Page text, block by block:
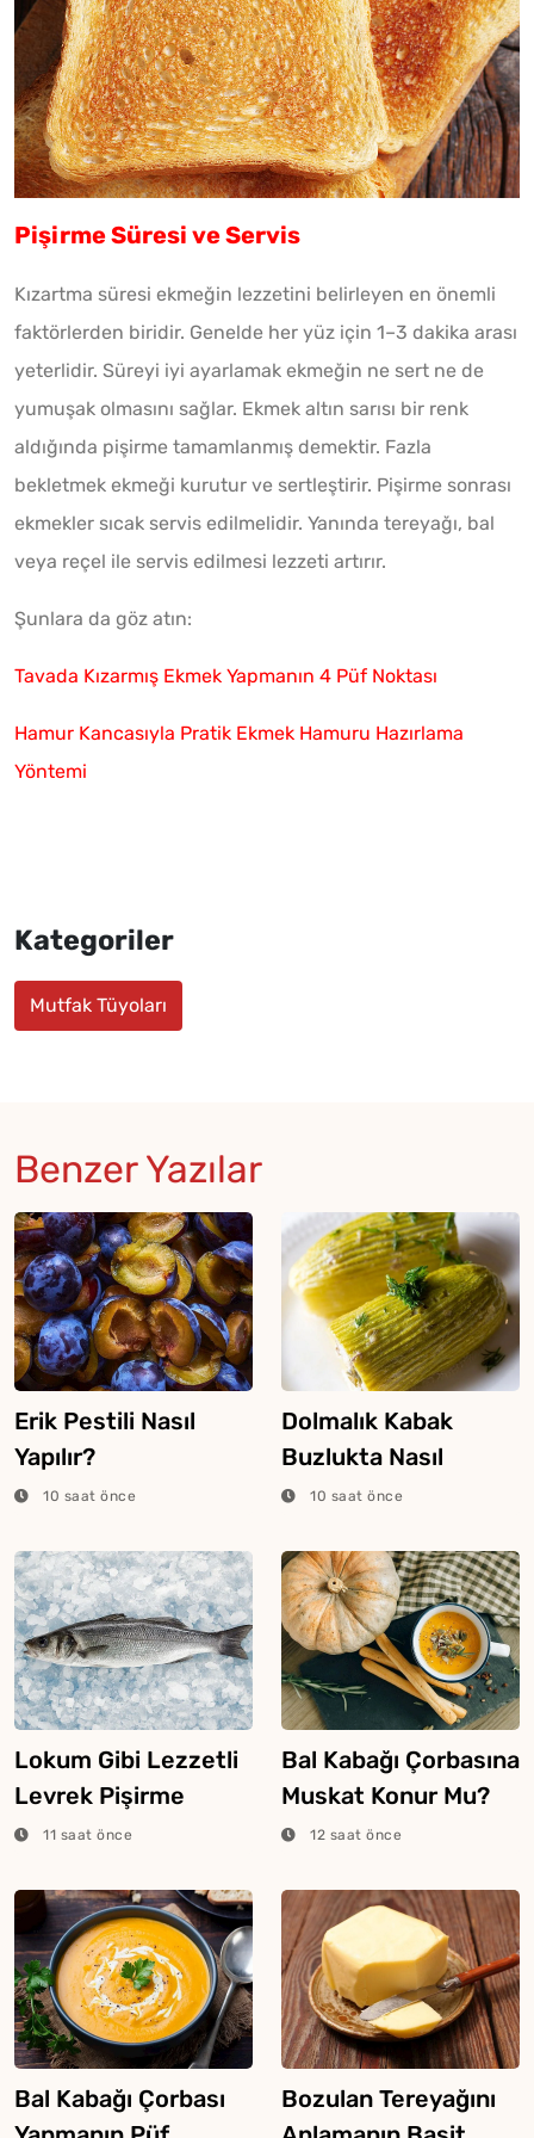
Pişirme Süresi ve Servis
Kızartma süresi ekmeğin lezzetini belirleyen en önemli
faktörlerden biridir. Genelde her yüz için 1–3 dakika arası
yeterlidir. Süreyi iyi ayarlamak ekmeğin ne sert ne de
yumuşak olmasını sağlar. Ekmek altın sarısı bir renk
aldığında pişirme tamamlanmış demektir. Fazla
bekletmek ekmeği kurutur ve sertleştirir. Pişirme sonrası
ekmekler sıcak servis edilmelidir. Yanında tereyağı, bal
veya reçel ile servis edilmesi lezzeti artırır.
Şunlara da göz atın:
Tavada Kızarmış Ekmek Yapmanın 4 Püf Noktası
Hamur Kancasıyla Pratik Ekmek Hamuru Hazırlama
Yöntemi
Kategoriler
Mutfak Tüyoları
Benzer Yazılar
Erik Pestili Nasıl
Yapılır?
10 saat önce
Dolmalık Kabak
Buzlukta Nasıl
Saklanır?
10 saat önce
Lokum Gibi Lezzetli
Levrek Pişirme
Tüyosu
11 saat önce
Bal Kabağı Çorbasına
Muskat Konur Mu?
12 saat önce
Bal Kabağı Çorbası
Bozulan Tereyağını